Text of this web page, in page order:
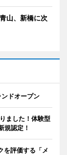
山、新橋に次
ドオープン
ました！体験型
規認定！
を評価する「メ